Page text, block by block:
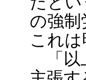
の強
これ
「以